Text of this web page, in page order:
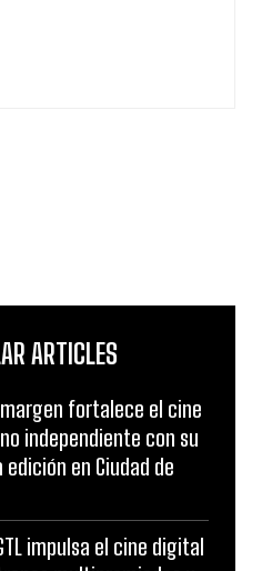
ARTICLES
fortalece el cine
independiente con su
en Ciudad de
impulsa el cine digital